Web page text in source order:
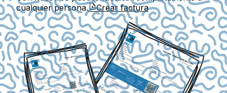
cualquier persona.
Crear factura